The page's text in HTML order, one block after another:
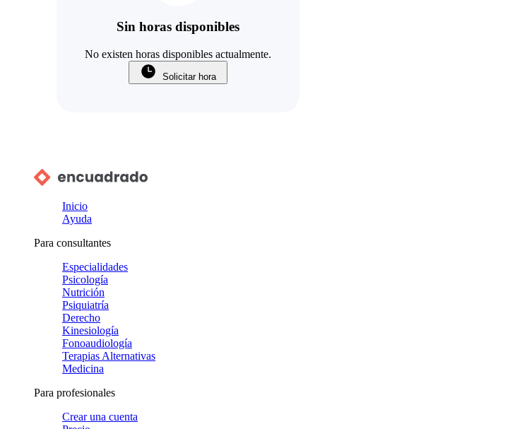
Sin horas disponibles
No existen horas disponibles actualmente.
Solicitar hora
Inicio
Ayuda
Para consultantes
Especialidades
Psicología
Nutrición
Psiquiatría
Derecho
Kinesiología
Fonoaudiología
Terapias Alternativas
Medicina
Para profesionales
Crear una cuenta